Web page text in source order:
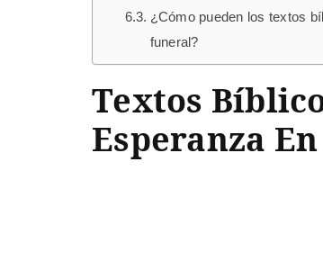
¿Cómo pueden los textos
funeral?
Textos
Esperanza